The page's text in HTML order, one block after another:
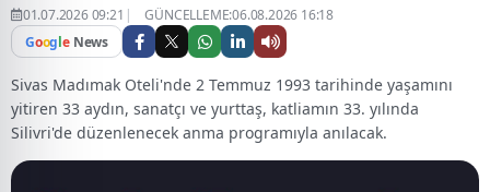
01.07.2026 09:21
GÜNCELLEME:06.08.2026 16:18
Google News
Sivas Madımak Oteli'nde 2 Temmuz 1993 tarihinde yaşamını
yitiren 33 aydın, sanatçı ve yurttaş, katliamın 33. yılında
Silivri'de düzenlenecek anma programıyla anılacak.